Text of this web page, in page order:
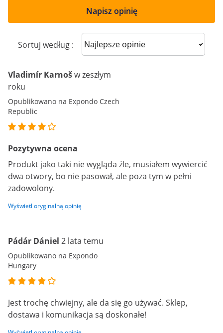
Napisz opinię
Sortuj według : Sort reviews
Vladimír Karnošw zeszłym
roku
Opublikowano na Expondo Czech
Republic
Pozytywna ocena
Produkt jako taki nie wygląda źle, musiałem wywiercić
dwa otwory, bo nie pasował, ale poza tym w pełni
zadowolony.
Wyświetl oryginalną opinię
Pádár Dániel 2 lata temu
Opublikowano na Expondo
Hungary
Jest trochę chwiejny, ale da się go używać. Sklep,
dostawa i komunikacja są doskonałe!